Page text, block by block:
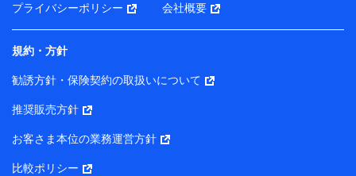
ことがあります。）
各種セミナーの開催のため
コンサルティングサービスの実施のため
アンケートやキャンペーン等の実施のため
上記に係る案内・手続き・管理等付帯業務を行うため
所・代表者名】
り）
プライバシーポリシー 会社概要
規約・方針
勧誘方針・保険契約の取扱いについて
推奨販売方針
お客さま本位の業務運営方針
比較ポリシー